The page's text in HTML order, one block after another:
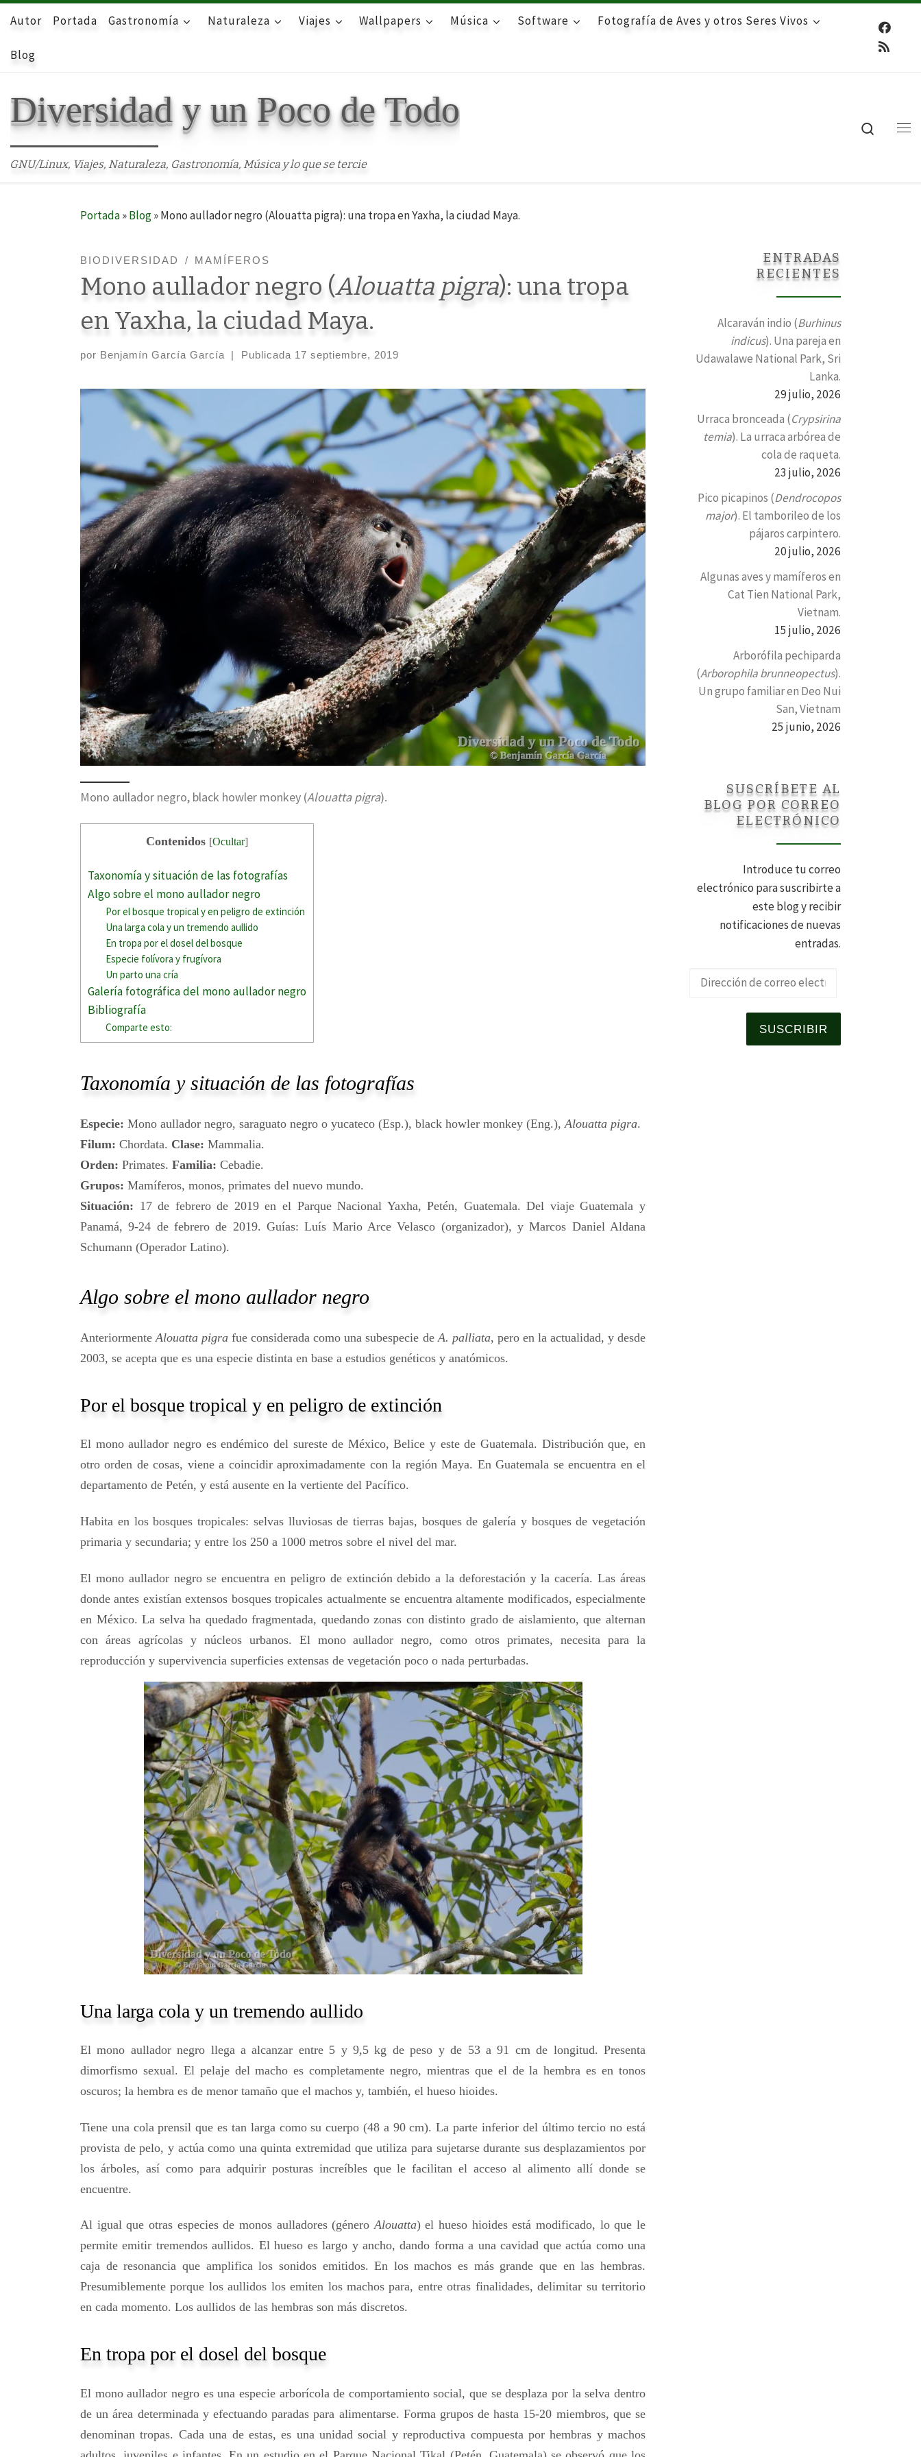
Skip to content
Autor Portada Gastronomía Naturaleza Viajes Wallpapers Música Software Fotografía de Aves y otros Seres Vivos
Blog
Diversidad y un Poco de Todo
GNU/Linux, Viajes, Naturaleza, Gastronomía, Música y lo que se tercie
Search
Portada»Blog»Mono aullador negro (Alouatta pigra): una tropa en Yaxha, la ciudad Maya.
BIODIVERSIDAD MAMÍFEROS
Mono aullador negro (Alouatta pigra): una tropa
en Yaxha, la ciudad Maya.
por Benjamín García García | Publicada 17 septiembre, 2019
Mono aullador negro, black howler monkey (Alouatta pigra).
Contenidos [Ocultar]
Taxonomía y situación de las fotografías
Algo sobre el mono aullador negro
Por el bosque tropical y en peligro de extinción
Una larga cola y un tremendo aullido
En tropa por el dosel del bosque
Especie folívora y frugívora
Un parto una cría
Galería fotográfica del mono aullador negro
Bibliografía
Comparte esto:
Taxonomía y situación de las fotografías
Especie: Mono aullador negro, saraguato negro o yucateco (Esp.), black howler monkey (Eng.), Alouatta pigra.
Filum: Chordata. Clase: Mammalia.
Orden: Primates. Familia: Cebadie.
Grupos: Mamíferos, monos, primates del nuevo mundo.
Situación: 17 de febrero de 2019 en el Parque Nacional Yaxha, Petén, Guatemala. Del viaje Guatemala y
Panamá, 9-24 de febrero de 2019. Guías: Luís Mario Arce Velasco (organizador), y Marcos Daniel Aldana
Schumann (Operador Latino).
Algo sobre el mono aullador negro
AnteriormenteAlouatta pigra fue considerada como una subespecie de A. palliata, pero en la actualidad, y desde
2003, se acepta que es una especie distinta en base a estudios genéticos y anatómicos.
Por el bosque tropical y en peligro de extinción
El mono aullador negro es endémico del sureste de México, Belice y este de Guatemala. Distribución que, en
otro orden de cosas, viene a coincidir aproximadamente con la región Maya. En Guatemala se encuentra en el
departamento de Petén, y está ausente en la vertiente del Pacífico.
Habita en los bosques tropicales: selvas lluviosas de tierras bajas, bosques de galería y bosques de vegetación
primaria y secundaria; y entre los 250 a 1000 metros sobre el nivel del mar.
El mono aullador negro se encuentra en peligro de extinción debido a la deforestación y la cacería. Las áreas
donde antes existían extensos bosques tropicales actualmente se encuentra altamente modificados, especialmente
en México. La selva ha quedado fragmentada, quedando zonas con distinto grado de aislamiento, que alternan
con áreas agrícolas y núcleos urbanos. El mono aullador negro, como otros primates, necesita para la
reproducción y supervivencia superficies extensas de vegetación poco o nada perturbadas.
Una larga cola y un tremendo aullido
El mono aullador negro llega a alcanzar entre 5 y 9,5 kg de peso y de 53 a 91 cm de longitud. Presenta
dimorfismo sexual. El pelaje del macho es completamente negro, mientras que el de la hembra es en tonos
oscuros; la hembra es de menor tamaño que el machos y, también, el hueso hioides.
Tiene una cola prensil que es tan larga como su cuerpo (48 a 90 cm). La parte inferior del último tercio no está
provista de pelo, y actúa como una quinta extremidad que utiliza para sujetarse durante sus desplazamientos por
los árboles, así como para adquirir posturas increíbles que le facilitan el acceso al alimento allí donde se
encuentre.
Al igual que otras especies de monos aulladores (géneroAlouatta) el hueso hioides está modificado, lo que le
permite emitir tremendos aullidos. El hueso es largo y ancho, dando forma a una cavidad que actúa como una
caja de resonancia que amplifica los sonidos emitidos. En los machos es más grande que en las hembras.
Presumiblemente porque los aullidos los emiten los machos para, entre otras finalidades, delimitar su territorio
en cada momento. Los aullidos de las hembras son más discretos.
En tropa por el dosel del bosque
El mono aullador negro es una especie arborícola de comportamiento social, que se desplaza por la selva dentro
de un área determinada y efectuando paradas para alimentarse. Forma grupos de hasta 15-20 miembros, que se
denominan tropas. Cada una de estas, es una unidad social y reproductiva compuesta por hembras y machos
ENTRADAS
RECIENTES
Alcaraván indio (Burhinus
indicus). Una pareja en
Udawalawe National Park, Sri
Lanka.
29 julio, 2026
Urraca bronceada (Crypsirina
temia). La urraca arbórea de
cola de raqueta.
23 julio, 2026
Pico picapinos (Dendrocopos
major). El tamborileo de los
pájaros carpintero.
20 julio, 2026
Algunas aves y mamíferos en
Cat Tien National Park,
Vietnam.
15 julio, 2026
Arborófila pechiparda
(Arborophila brunneopectus).
Un grupo familiar en Deo Nui
San, Vietnam
25 junio, 2026
SUSCRÍBETE AL
BLOG POR CORREO
ELECTRÓNICO
Introduce tu correo
electrónico para suscribirte a
este blog y recibir
notificaciones de nuevas
entradas.
SUSCRIBIR